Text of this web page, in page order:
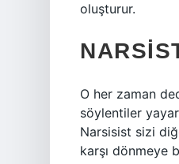
oluşturur.
O her zaman
söylentiler
Narsisist sizi
karşı dönmeye